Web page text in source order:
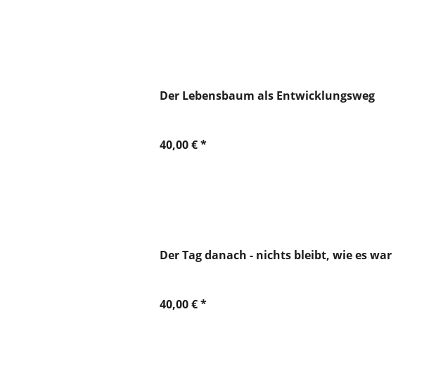
Der Lebensbaum als Entwicklungsweg
40,00 € *
Der Tag danach - nichts bleibt, wie es war
40,00 € *